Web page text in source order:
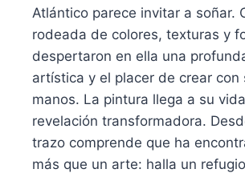
Atlántico parece invitar a soñar.
rodeada de colores, texturas y
despertaron en ella una
artística y el placer de crear con
manos. La pintura llega a su
revelación transformadora.
trazo comprende que ha
más que un arte: halla un